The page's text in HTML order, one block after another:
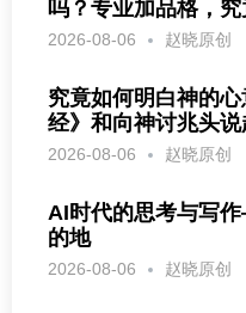
吗？专业加品格，究
2026-08-06 赵晓原创
究竟如何明白神的
经》和向神讨兆头说
2026-08-06 赵晓原创
AI时代的思考与写
的地
2026-08-06 赵晓原创